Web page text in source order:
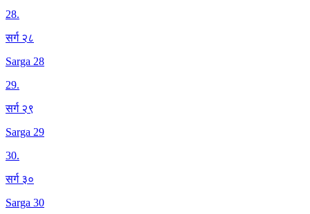
28.
सर्ग २८
Sarga 28
29.
सर्ग २९
Sarga 29
30.
सर्ग ३०
Sarga 30